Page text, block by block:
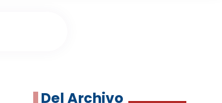
Del Archivo